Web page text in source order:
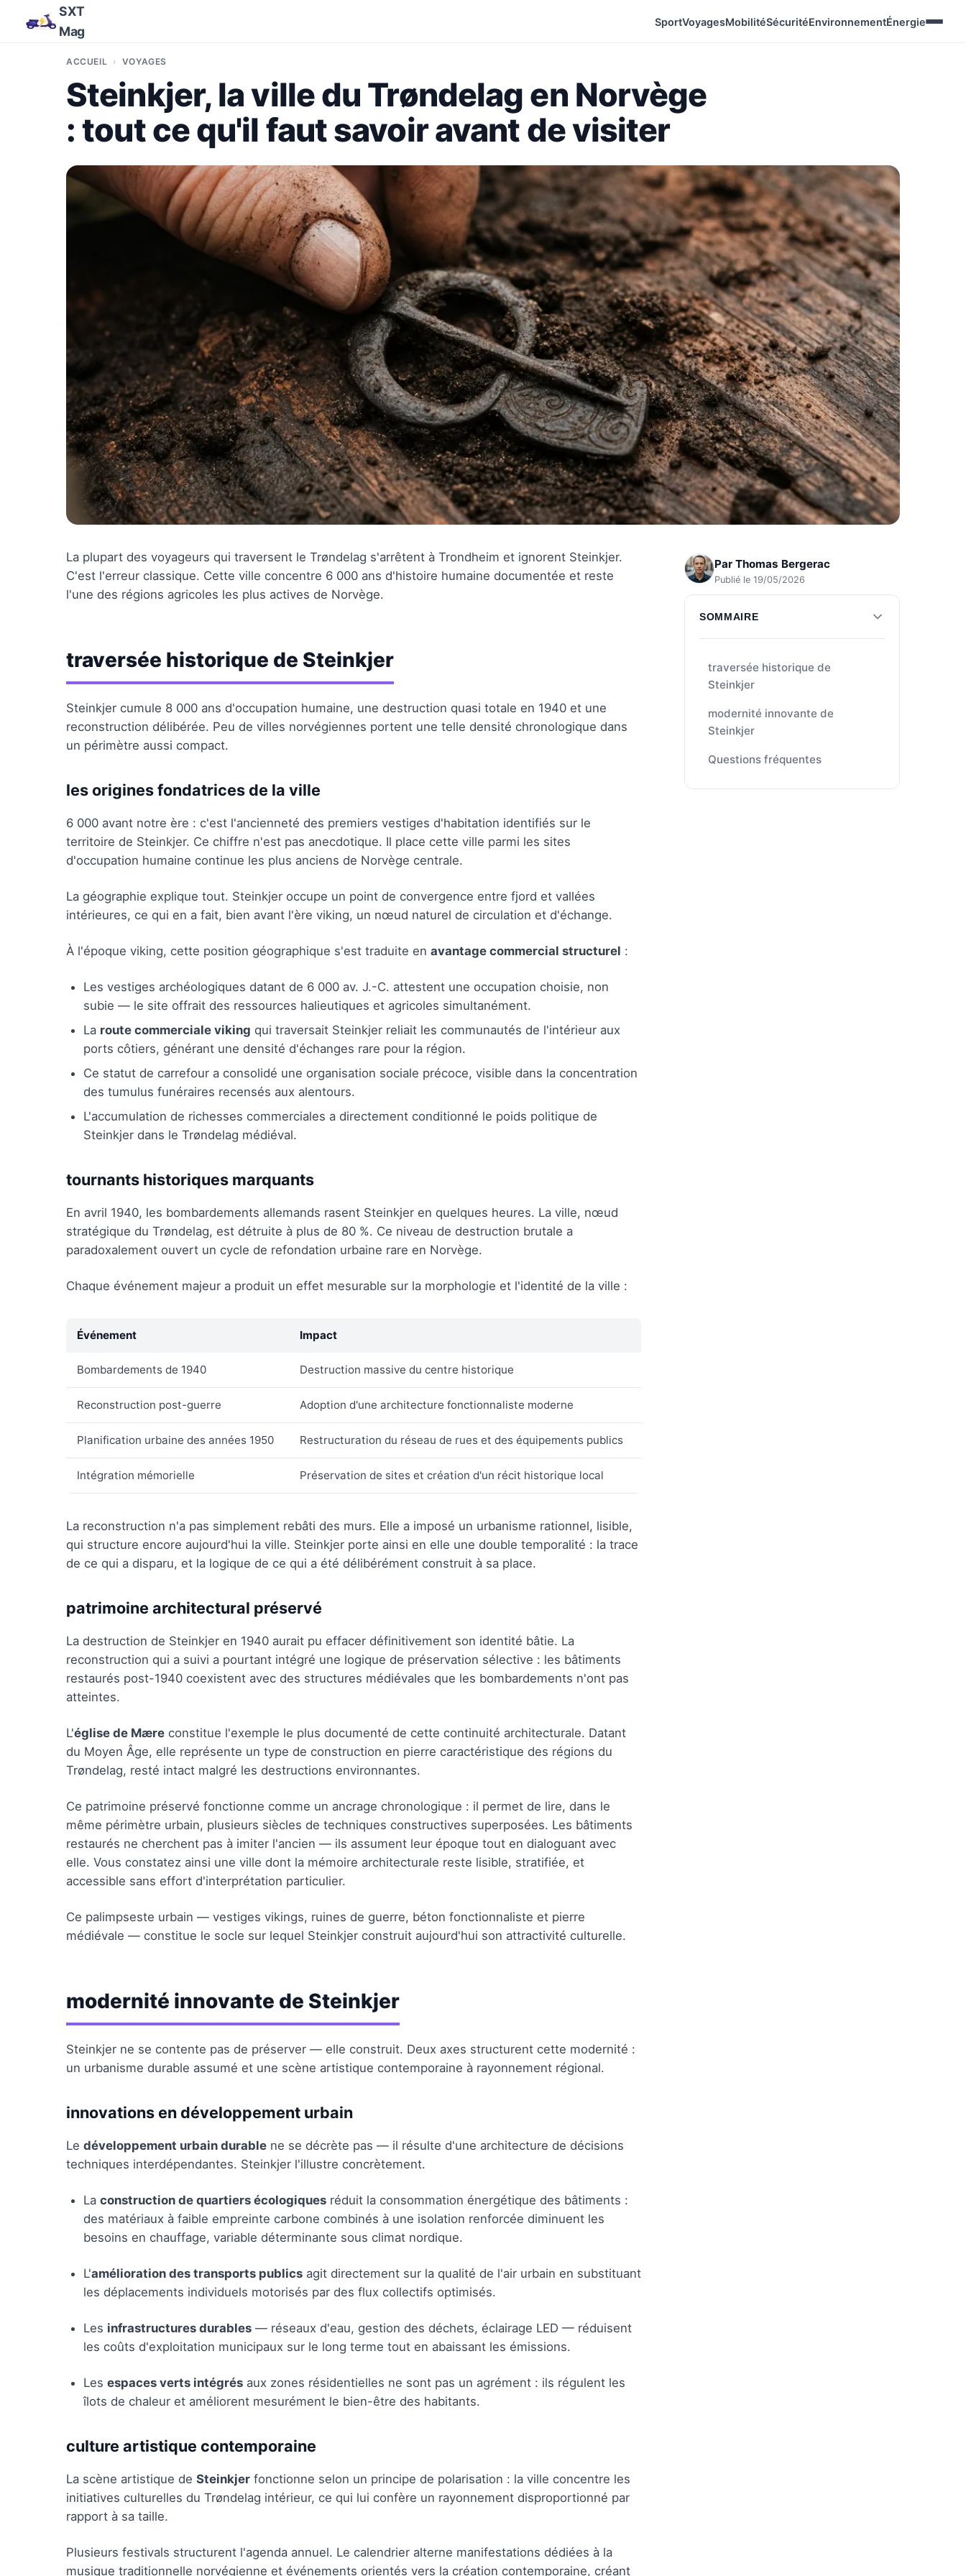
SXT
Mag
SportVoyagesMobilitéSécuritéEnvironnementÉnergie
ACCUEIL VOYAGES
Steinkjer, la ville du Trøndelag en Norvège
: tout ce qu'il faut savoir avant de visiter
Par Thomas Bergerac
Publié le 19/05/2026
SOMMAIRE
traversée historique de
Steinkjer
modernité innovante de
Steinkjer
Questions fréquentes
La plupart des voyageurs qui traversent le Trøndelag s'arrêtent à Trondheim et ignorent Steinkjer.
C'est l'erreur classique. Cette ville concentre 6 000 ans d'histoire humaine documentée et reste
l'une des régions agricoles les plus actives de Norvège.
traversée historique de Steinkjer
Steinkjer cumule 8 000 ans d'occupation humaine, une destruction quasi totale en 1940 et une
reconstruction délibérée. Peu de villes norvégiennes portent une telle densité chronologique dans
un périmètre aussi compact.
les origines fondatrices de la ville
6 000 avant notre ère : c'est l'ancienneté des premiers vestiges d'habitation identifiés sur le
territoire de Steinkjer. Ce chiffre n'est pas anecdotique. Il place cette ville parmi les sites
d'occupation humaine continue les plus anciens de Norvège centrale.
La géographie explique tout. Steinkjer occupe un point de convergence entre fjord et vallées
intérieures, ce qui en a fait, bien avant l'ère viking, un nœud naturel de circulation et d'échange.
À l'époque viking, cette position géographique s'est traduite en avantage commercial structurel :
Les vestiges archéologiques datant de 6 000 av. J.-C. attestent une occupation choisie, non
subie — le site offrait des ressources halieutiques et agricoles simultanément.
La route commerciale viking qui traversait Steinkjer reliait les communautés de l'intérieur aux
ports côtiers, générant une densité d'échanges rare pour la région.
Ce statut de carrefour a consolidé une organisation sociale précoce, visible dans la concentration
des tumulus funéraires recensés aux alentours.
L'accumulation de richesses commerciales a directement conditionné le poids politique de
Steinkjer dans le Trøndelag médiéval.
tournants historiques marquants
En avril 1940, les bombardements allemands rasent Steinkjer en quelques heures. La ville, nœud
stratégique du Trøndelag, est détruite à plus de 80 %. Ce niveau de destruction brutale a
paradoxalement ouvert un cycle de refondation urbaine rare en Norvège.
Chaque événement majeur a produit un effet mesurable sur la morphologie et l'identité de la ville :
Événement Impact
Bombardements de 1940 Destruction massive du centre historique
Reconstruction post-guerre Adoption d'une architecture fonctionnaliste moderne
Planification urbaine des années 1950 Restructuration du réseau de rues et des équipements publics
Intégration mémorielle Préservation de sites et création d'un récit historique local
La reconstruction n'a pas simplement rebâti des murs. Elle a imposé un urbanisme rationnel, lisible,
qui structure encore aujourd'hui la ville. Steinkjer porte ainsi en elle une double temporalité : la trace
de ce qui a disparu, et la logique de ce qui a été délibérément construit à sa place.
patrimoine architectural préservé
La destruction de Steinkjer en 1940 aurait pu effacer définitivement son identité bâtie. La
reconstruction qui a suivi a pourtant intégré une logique de préservation sélective : les bâtiments
restaurés post-1940 coexistent avec des structures médiévales que les bombardements n'ont pas
atteintes.
L'église de Mære constitue l'exemple le plus documenté de cette continuité architecturale. Datant
du Moyen Âge, elle représente un type de construction en pierre caractéristique des régions du
Trøndelag, resté intact malgré les destructions environnantes.
Ce patrimoine préservé fonctionne comme un ancrage chronologique : il permet de lire, dans le
même périmètre urbain, plusieurs siècles de techniques constructives superposées. Les bâtiments
restaurés ne cherchent pas à imiter l'ancien — ils assument leur époque tout en dialoguant avec
elle. Vous constatez ainsi une ville dont la mémoire architecturale reste lisible, stratifiée, et
accessible sans effort d'interprétation particulier.
Ce palimpseste urbain — vestiges vikings, ruines de guerre, béton fonctionnaliste et pierre
médiévale — constitue le socle sur lequel Steinkjer construit aujourd'hui son attractivité culturelle.
modernité innovante de Steinkjer
Steinkjer ne se contente pas de préserver — elle construit. Deux axes structurent cette modernité :
un urbanisme durable assumé et une scène artistique contemporaine à rayonnement régional.
innovations en développement urbain
Le développement urbain durable ne se décrète pas — il résulte d'une architecture de décisions
techniques interdépendantes. Steinkjer l'illustre concrètement.
La construction de quartiers écologiques réduit la consommation énergétique des bâtiments :
des matériaux à faible empreinte carbone combinés à une isolation renforcée diminuent les
besoins en chauffage, variable déterminante sous climat nordique.
L'amélioration des transports publics agit directement sur la qualité de l'air urbain en substituant
les déplacements individuels motorisés par des flux collectifs optimisés.
Les infrastructures durables — réseaux d'eau, gestion des déchets, éclairage LED — réduisent
les coûts d'exploitation municipaux sur le long terme tout en abaissant les émissions.
Les espaces verts intégrés aux zones résidentielles ne sont pas un agrément : ils régulent les
îlots de chaleur et améliorent mesurément le bien-être des habitants.
culture artistique contemporaine
La scène artistique de Steinkjer fonctionne selon un principe de polarisation : la ville concentre les
initiatives culturelles du Trøndelag intérieur, ce qui lui confère un rayonnement disproportionné par
rapport à sa taille.
Plusieurs festivals structurent l'agenda annuel. Le calendrier alterne manifestations dédiées à la
musique traditionnelle norvégienne et événements orientés vers la création contemporaine, créant